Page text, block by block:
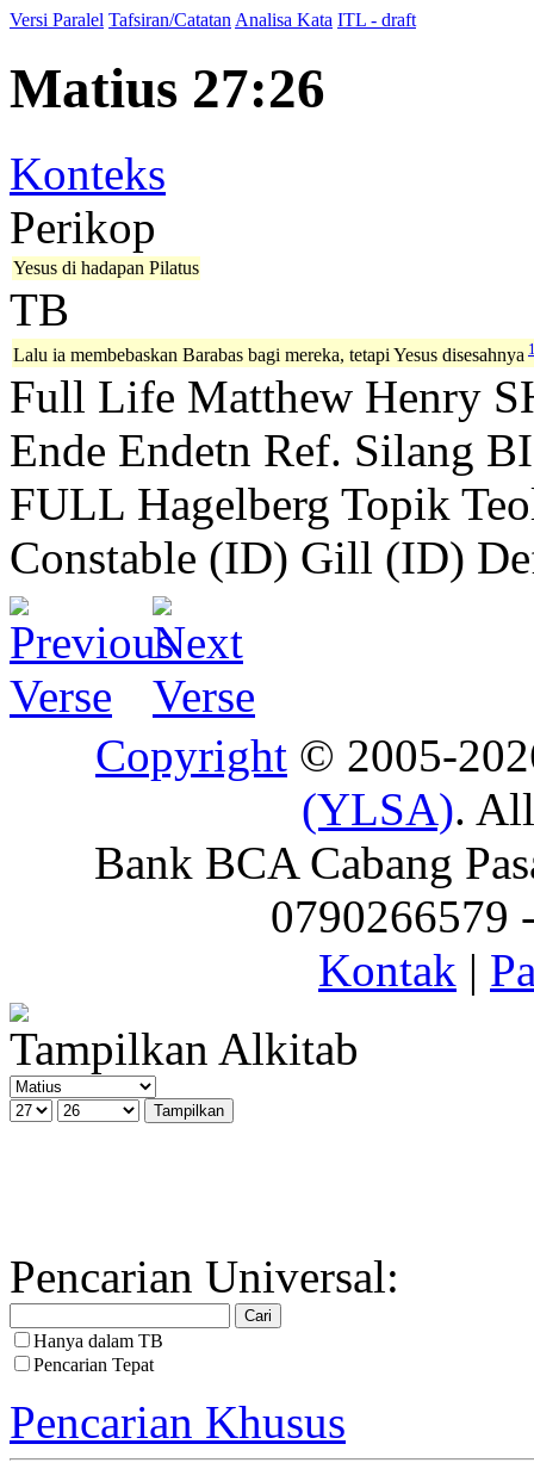
Versi Paralel Tafsiran/Catatan Analisa Kata ITL - draft
Matius 27:26
Konteks
Perikop
Yesus di hadapan Pilatus
TB
Lalu ia membebaskan Barabas bagi mereka, tetapi Yesus disesahnya
Full Life Matthew Henry
Ende Endetn Ref. Silang
FULL Hagelberg Topik
Constable (ID) Gill (ID)
Copyright © 2005-
(YLSA).
Bank BCA Cabang
0790266579
Kontak |
Tampilkan Alkitab
Pencarian Universal:
Hanya dalam TB
Pencarian Tepat
Pencarian Khusus